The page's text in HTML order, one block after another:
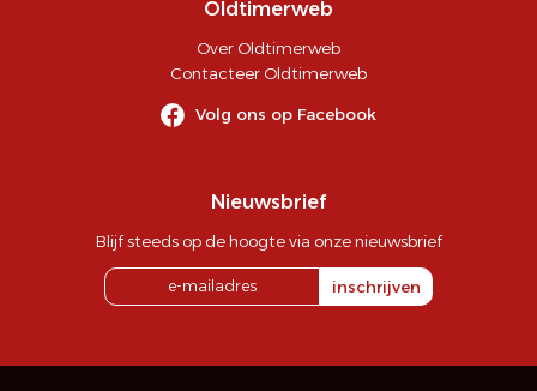
Oldtimerweb
Over Oldtimerweb
Contacteer Oldtimerweb
Volg ons op Facebook
Nieuwsbrief
Blijf steeds op de hoogte via onze nieuwsbrief
inschrijven